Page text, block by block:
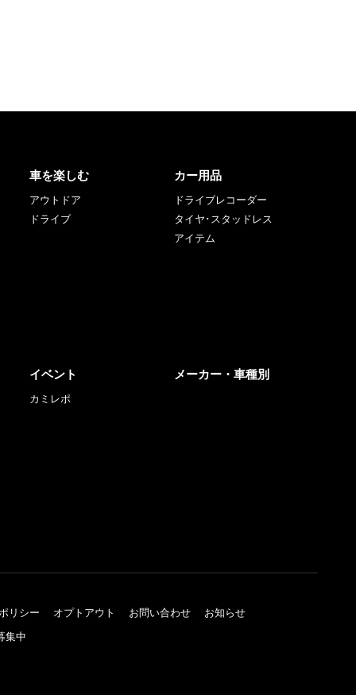
車を楽しむ
アウトドア
ドライブ
カー用品
ドライブレコーダー
タイヤ･スタッドレス
アイテム
イベント
カミレポ
メーカー・車種別
リシー オプトアウト お問い合わせ
お知らせ
集中